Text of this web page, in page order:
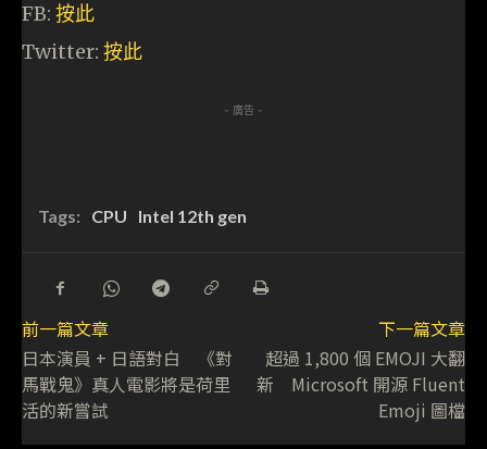
FB: 按此
Twitter: 按此
- 廣告 -
Tags: CPU Intel 12th gen
前一篇文章
日本演員 + 日語對白 《對
馬戰鬼》真人電影將是荷里
活的新嘗試
下一篇文章
超過 1,800 個 EMOJI 大翻
新 Microsoft 開源 Fluent
Emoji 圖檔